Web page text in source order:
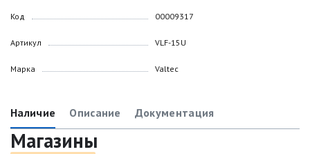
Код
Артикул
Марка
00009317
VLF-15U
Valtec
Наличие Описание Документация
Магазины